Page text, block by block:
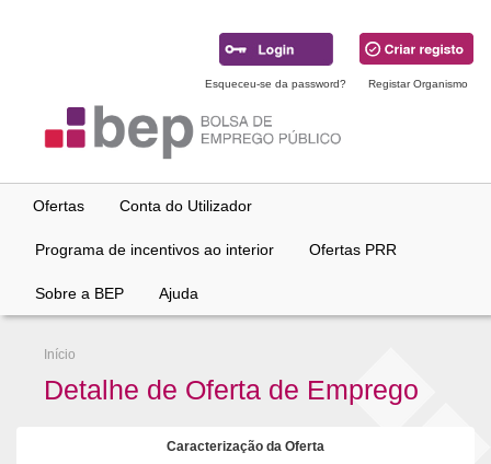
Esqueceu-se da password? Registar Organismo
Ofertas Conta do Utilizador
Programa de incentivos ao interior Ofertas PRR
Sobre a BEP Ajuda
Início
Detalhe de Oferta de Emprego
Caracterização da Oferta